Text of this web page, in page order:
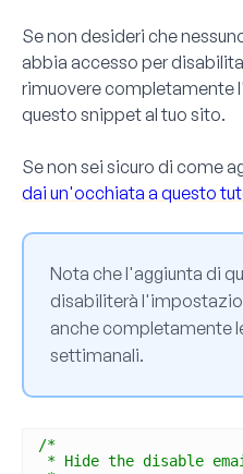
Se non desideri che
abbia accesso per
rimuovere completamente
questo snippet al tuo sito.
Se non sei sicuro di come
dai un'occhiata a questo
Nota che l'aggiunta di
disabiliterà
anche completamente
settimanali.
/*
* Hide the disable